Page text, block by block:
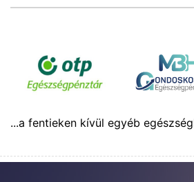
...a fentieken kívül egyéb